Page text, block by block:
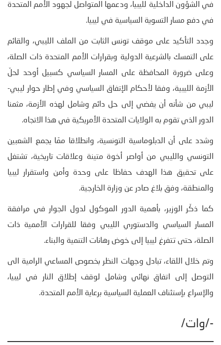
في الشؤون الداخلية لليبيا، ودعمها المتواصل لجهود الأمم المتحدة
في دفع مسار التسوية السياسية في ليبيا.
وجدد التأكيد على موقف تونس الثابت من الملف الليبي، والقائم
على التمسك بالشرعية الدولية وبقرارات الأمم المتحدة ذات الصلة،
وعلى ضرورة المحافظة على المسار السياسي كسبيل أوحد لحلّ
الأزمة الليبية، وفقا لأحكام الإتفاق السياسي وفي إطار حوار ليبي-
ليبي من شأنه أن يفضي إلى حل دائم وشامل لهذه الأزمة، مثمنا
الدور الذي تقوم به الولايات المتحدة الأمريكية في هذا الاتجاه.
وشدد على أن الدبلوماسية التونسية، وانطلاقا ممّا يجمع الشعبين
التونسي والليبي من أواصر أخوة متينة وعلاقات تاريخية، تشتغل
على تحقيق هذا الهدف حفاظا على وحدة وأمن واستقرار ليبيا
والمنطقة، وفق بلاغ صادر عن وزارة الخارجية.
كما ذكّر الوزير، بأهمية الدور الموكول لدول الجوار في مرافقة
المسار السياسي والدستوري الليبي وفقا للقرارات الأممية ذات
الصلة، حتى تتفرغ ليبيا إلى خوض رهانات التنمية والبناء.
وتم خلال اللقاء، تبادل وجهات النظر بخصوص المساعي الرامية الى
التوصل إلى اتفاق نهائي وشامل لوقف إطلاق النار في ليبيا،
والإسراع بإستئناف العملية السياسية برعاية الأمم المتحدة.
-/وات/